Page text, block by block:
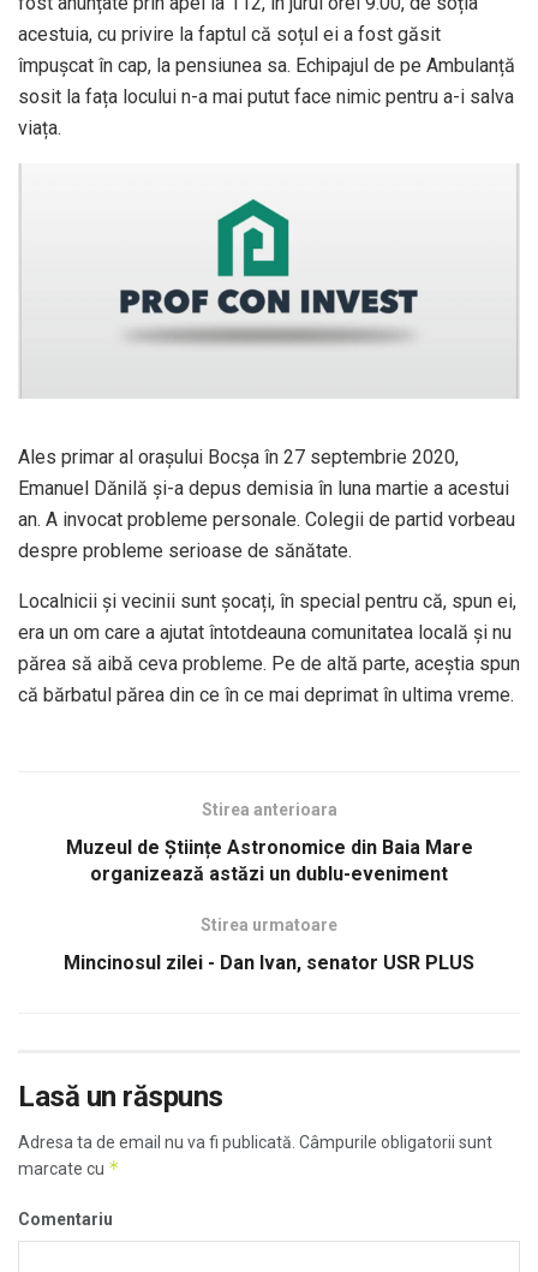
acestuia, cu privire la faptul că soțul ei a fost găsit
împușcat în cap, la pensiunea sa. Echipajul de pe Ambulanță
sosit la fața locului n-a mai putut face nimic pentru a-i salva
viața.
Ales primar al orașului Bocșa în 27 septembrie 2020,
Emanuel Dănilă și-a depus demisia în luna martie a acestui
an. A invocat probleme personale. Colegii de partid vorbeau
despre probleme serioase de sănătate.
Localnicii și vecinii sunt șocați, în special pentru că, spun ei,
era un om care a ajutat întotdeauna comunitatea locală și nu
părea să aibă ceva probleme. Pe de altă parte, aceștia spun
că bărbatul părea din ce în ce mai deprimat în ultima vreme.
Stirea anterioara
Muzeul de Științe Astronomice din Baia Mare
organizează astăzi un dublu-eveniment
Stirea urmatoare
Mincinosul zilei - Dan Ivan, senator USR PLUS
Lasă un răspuns
Adresa ta de email nu va fi publicată. Câmpurile obligatorii sunt
marcate cu *
Comentariu